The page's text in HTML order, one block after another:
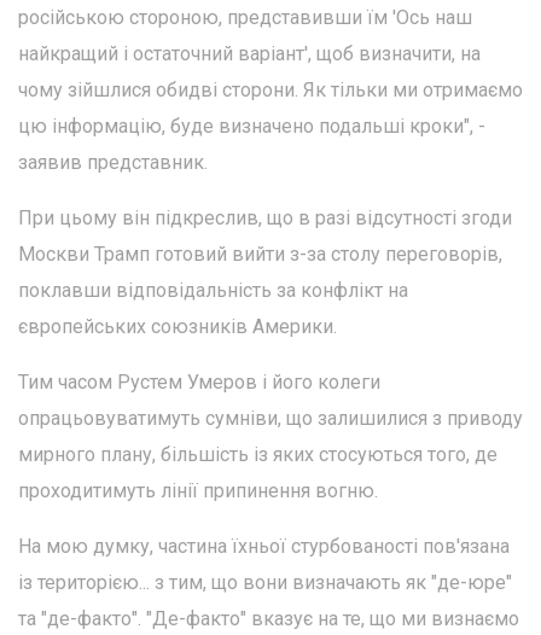
російською стороною, представивши їм 'Ось наш
найкращий і остаточний варіант', щоб визначити, на
чому зійшлися обидві сторони. Як тільки ми отримаємо
цю інформацію, буде визначено подальші кроки", -
заявив представник.
При цьому він підкреслив, що в разі відсутності згоди
Москви Трамп готовий вийти з-за столу переговорів,
поклавши відповідальність за конфлікт на
європейських союзників Америки.
Тим часом Рустем Умеров і його колеги
опрацьовуватимуть сумніви, що залишилися з приводу
мирного плану, більшість із яких стосуються того, де
проходитимуть лінії припинення вогню.
На мою думку, частина їхньої стурбованості пов'язана
із територією... з тим, що вони визначають як "де-юре"
та "де-факто". "Де-факто" вказує на те, що ми визнаємо